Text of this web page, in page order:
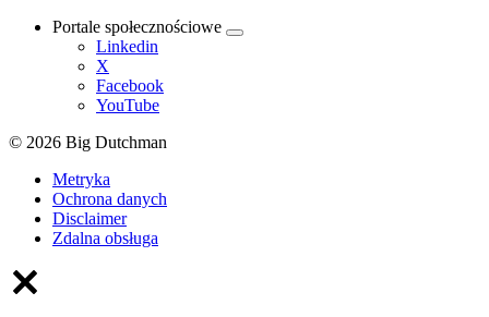
Portale społecznościowe
Linkedin
X
Facebook
YouTube
© 2026 Big Dutchman
Metryka
Ochrona danych
Disclaimer
Zdalna obsługa